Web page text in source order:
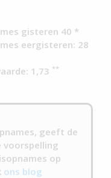
gisteren 40 *
eergisteren: 28
1,73 **
geeft de
voorspelling
op
ons blog